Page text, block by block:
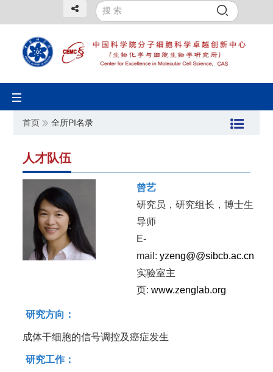
Toggle
navigation
首页
全所PI名录
人才队伍
曾艺
研究员，研究组长，博士生
导师
E-
mail: yzeng@@sibcb.ac.cn
实验室主
页: www.zenglab.org
研究方向：
成体干细胞的信号调控及癌症发生
研究工作：